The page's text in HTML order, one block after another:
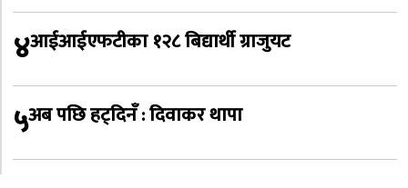
४आईआईएफटीका १२८ बिद्यार्थी ग्राजुयट
५अब पछि हट्दिनँ : दिवाकर थापा